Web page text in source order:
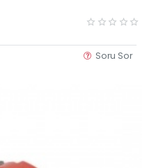
Soru Sor